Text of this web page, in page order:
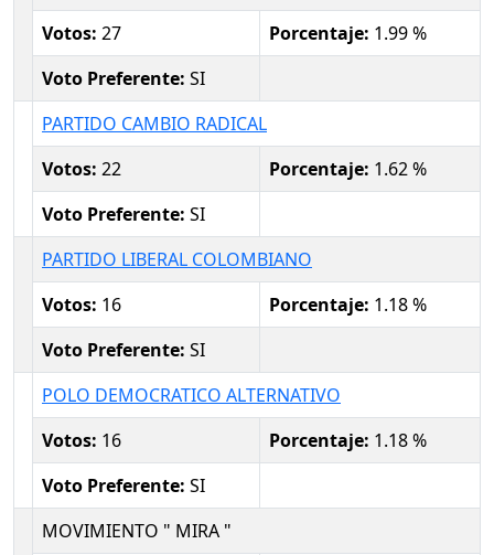
Votos: 27 Porcentaje: 1.99 %
Voto Preferente: SI
PARTIDO CAMBIO RADICAL
Votos: 22 Porcentaje: 1.62 %
Voto Preferente: SI
PARTIDO LIBERAL COLOMBIANO
Votos: 16 Porcentaje: 1.18 %
Voto Preferente: SI
POLO DEMOCRATICO ALTERNATIVO
Votos: 16 Porcentaje: 1.18 %
Voto Preferente: SI
MOVIMIENTO " MIRA "